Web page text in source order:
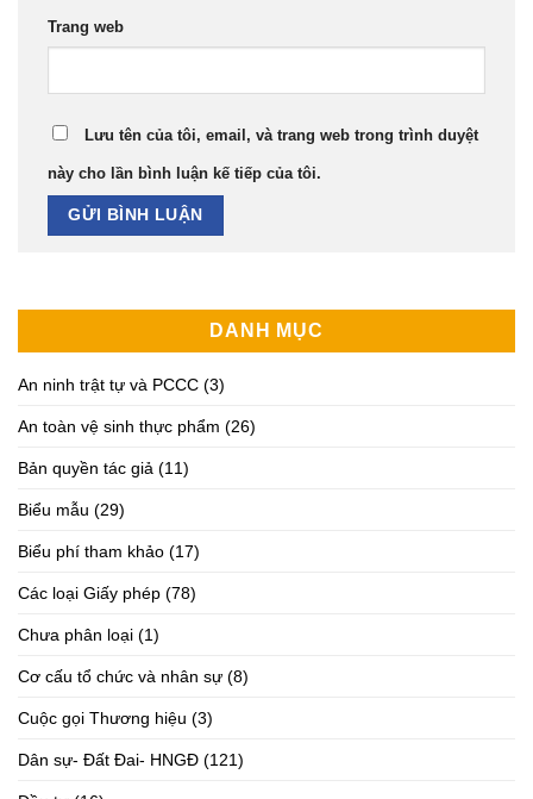
Trang web
Lưu tên của tôi, email, và trang web trong trình duyệt
này cho lần bình luận kế tiếp của tôi.
DANH MỤC
An ninh trật tự và PCCC (3)
An toàn vệ sinh thực phẩm (26)
Bản quyền tác giả (11)
Biểu mẫu (29)
Biểu phí tham khảo (17)
Các loại Giấy phép (78)
Chưa phân loại (1)
Cơ cấu tổ chức và nhân sự (8)
Cuộc gọi Thương hiệu (3)
Dân sự- Đất Đai- HNGĐ (121)